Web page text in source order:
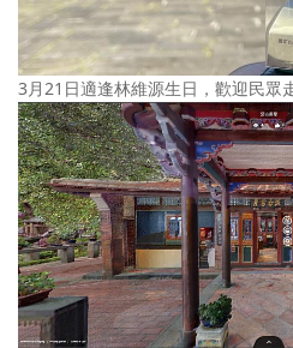
3月21日適逢林維源生日，歡迎民眾